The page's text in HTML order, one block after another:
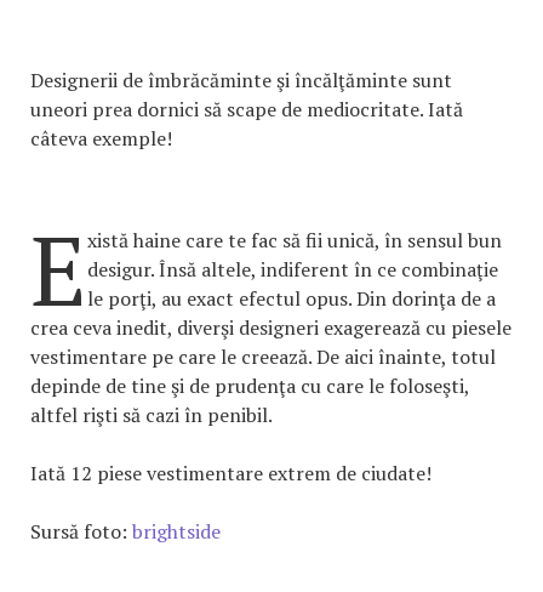
Designerii de îmbrăcăminte şi încălţăminte sunt
uneori prea dornici să scape de mediocritate. Iată
câteva exemple!
E xistă haine care te fac să fii unică, în sensul bun
desigur. Însă altele, indiferent în ce combinaţie
le porţi, au exact efectul opus. Din dorinţa de a
crea ceva inedit, diverşi designeri exagerează cu piesele
vestimentare pe care le creează. De aici înainte, totul
depinde de tine şi de prudenţa cu care le foloseşti,
altfel rişti să cazi în penibil.
Iată 12 piese vestimentare extrem de ciudate!
Sursă foto: brightside